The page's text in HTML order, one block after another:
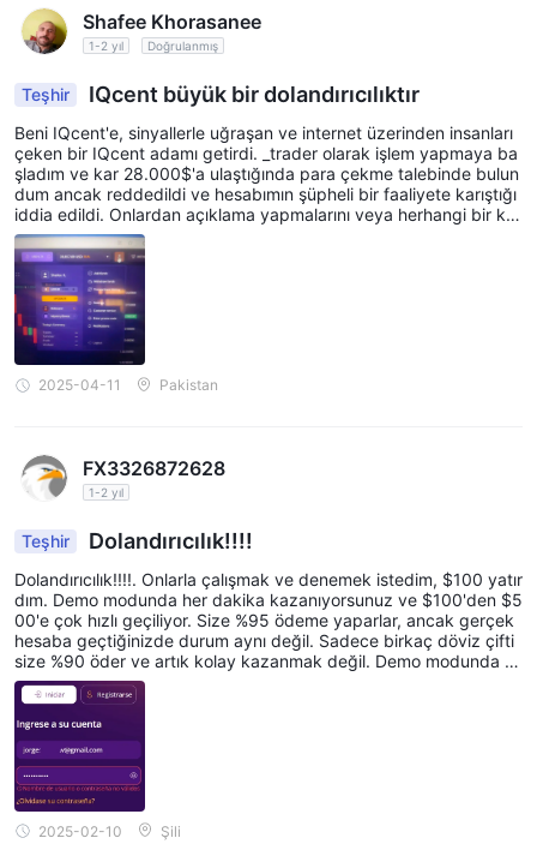
Shafee Khorasanee
1-2 yıl Doğrulanmış
Teşhir IQcent büyük bir dolandırıcılıktır
Beni IQcent'e, sinyallerle uğraşan ve internet üzerinden insanları
çeken bir IQcent adamı getirdi. _trader olarak işlem yapmaya ba
şladım ve kar 28.000$'a ulaştığında para çekme talebinde bulun
dum ancak reddedildi ve hesabımın şüpheli bir faaliyete karıştığı
iddia edildi. Onlardan açıklama yapmalarını veya herhangi bir ka
nıt paylaşmalarını istedim ancak bugüne kadar cevap alamadım.
Bu dolandırıcı platformdan uzak durun.
2025-04-11 Pakistan
FX3326872628
1-2 yıl
Teşhir Dolandırıcılık!!!!
Dolandırıcılık!!!!. Onlarla çalışmak ve denemek istedim, $100 yatır
dım. Demo modunda her dakika kazanıyorsunuz ve $100'den $5
00'e çok hızlı geçiliyor. Size %95 ödeme yaparlar, ancak gerçek
hesaba geçtiğinizde durum aynı değil. Sadece birkaç döviz çifti
size %90 öder ve artık kolay kazanmak değil. Demo modunda gr
afikleri manipüle ediyor olabilirler mi? Ardından, fonları çekmek is
tediğinizde, 1000 gereksinim istiyorlar. Ve hepsini yerine getirdiği
nizde, yaptıklarını söylüyorlar, ancak geçerli bir belge, sertifika v
eya kod sağlamıyorlar. Bana bir bitcoin cüzdanı açtırdılar ve para
yı oraya yatırdıklarını söylediler, ancak gelmedi. Sonra bana bank
aya gönderdiklerini söylediler (ve bana hiçbir banka hesabı verm
edim) ve bankada doğruladığımda var olmayan bir kod gönderdi
ler. Sonra bana kredi kartına geri gönderdiklerini söylediler, anca
k hangi kredi kartı olduğunu söyleyemediler, en azından son 4 ra
2025-02-10 Şili